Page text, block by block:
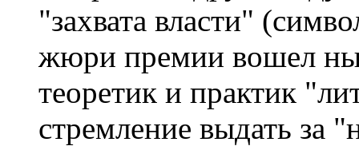
"захвата власти"
жюри премии вошел
теоретик и практик
стремление выдать за